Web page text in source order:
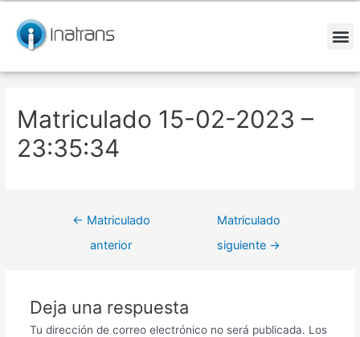
contenido
Matriculado 15-02-2023 –
23:35:34
de
entradas
← Matriculado
anterior
Matriculado
siguiente →
Deja una respuesta
Tu dirección de correo electrónico no será publicada. Los